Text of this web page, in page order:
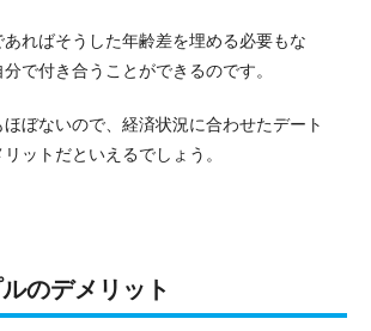
あればそうした年齢差を埋める必要もな
で付き合うことができるのです。
ほぼないので、経済状況に合わせたデート
ットだといえるでしょう。
のデメリット